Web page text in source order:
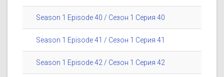
Season 1 Episode 40 / Сезон 1 Серия 40
Season 1 Episode 41 / Сезон 1 Серия 41
Season 1 Episode 42 / Сезон 1 Серия 42